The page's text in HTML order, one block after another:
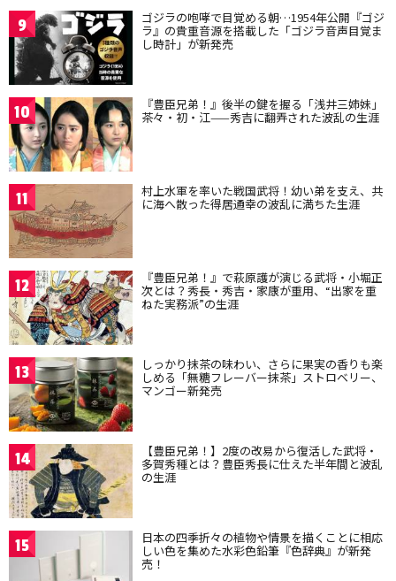
9 ゴジラの咆哮で目覚める朝…1954年公開『ゴジ
ラ』の貴重音源を搭載した「ゴジラ音声目覚ま
し時計」が新発売
10 『豊臣兄弟！』後半の鍵を握る「浅井三姉妹」
茶々・初・江——秀吉に翻弄された波乱の生涯
11 村上水軍を率いた戦国武将！幼い弟を支え、共
に海へ散った得居通幸の波乱に満ちた生涯
12 『豊臣兄弟！』で萩原護が演じる武将・小堀正
次とは？秀長・秀吉・家康が重用、“出家を重
ねた実務派”の生涯
13 しっかり抹茶の味わい、さらに果実の香りも楽
しめる「無糖フレーバー抹茶」ストロベリー、
マンゴー新発売
14 【豊臣兄弟！】2度の改易から復活した武将・
多賀秀種とは？豊臣秀長に仕えた半年間と波乱
の生涯
15 日本の四季折々の植物や情景を描くことに相応
しい色を集めた水彩色鉛筆『色辞典』が新発
売！